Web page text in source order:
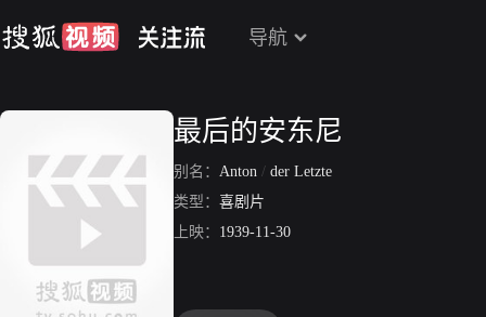
导航
最后的安东尼
别名： Anton / der Letzte
类型： 喜剧片
上映： 1939-11-30